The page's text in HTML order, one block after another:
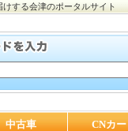
する会津のポータルサイト
中古車 CNカ